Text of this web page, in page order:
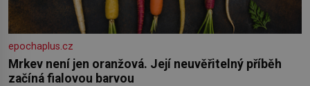
epochaplus.cz
Mrkev není jen oranžová. Její neuvěřitelný příběh
začíná fialovou barvou